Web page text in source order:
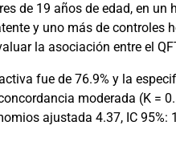
de 19 años de edad, en
y uno más de controles
la asociación entre el
fue de 76.9% y la
moderada (K =
ajustada 4.37, IC